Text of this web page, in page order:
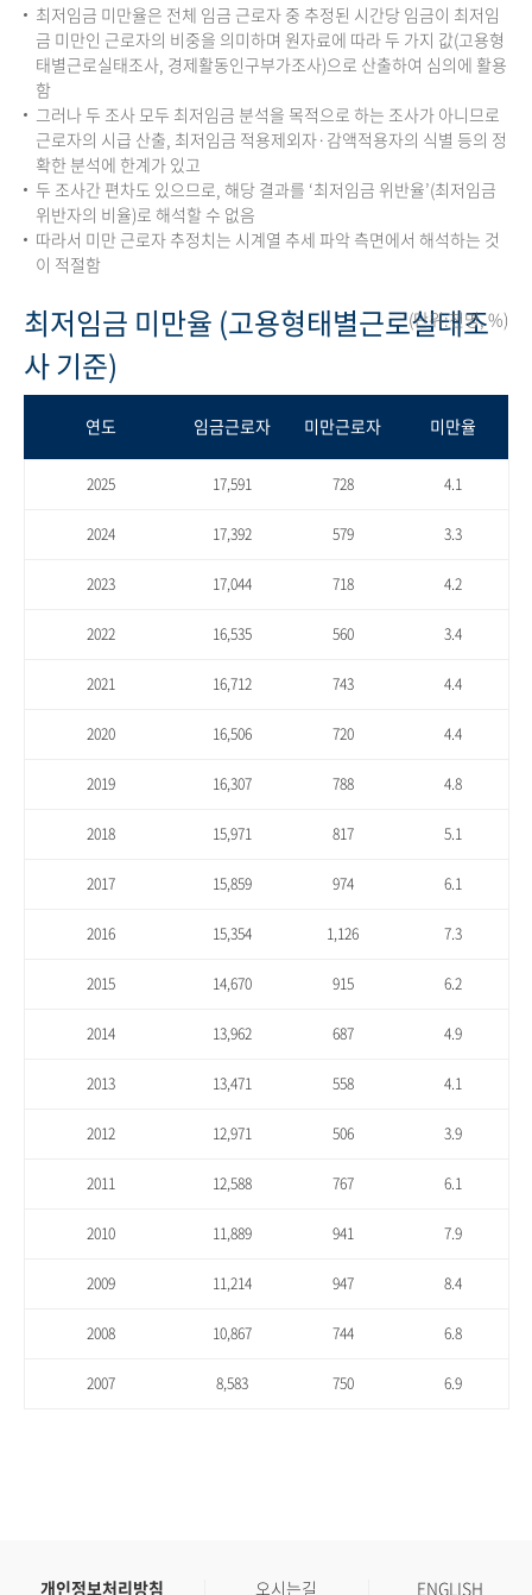
최저임금 미만율은 전체 임금 근로자 중 추정된 시간당 임금이 최저임
금 미만인 근로자의 비중을 의미하며 원자료에 따라 두 가지 값(고용형
태별근로실태조사, 경제활동인구부가조사)으로 산출하여 심의에 활용
함
그러나 두 조사 모두 최저임금 분석을 목적으로 하는 조사가 아니므로
근로자의 시급 산출, 최저임금 적용제외자·감액적용자의 식별 등의 정
확한 분석에 한계가 있고
두 조사간 편차도 있으므로, 해당 결과를 ‘최저임금 위반율’(최저임금
위반자의 비율)로 해석할 수 없음
따라서 미만 근로자 추정치는 시계열 추세 파악 측면에서 해석하는 것
이 적절함
최저임금 미만율 (고용형태별근로실태조
사 기준)
(단위:천명, %)
연도 임금근로자 미만근로자 미만율
2025 17,591 728 4.1
2024 17,392 579 3.3
2023 17,044 718 4.2
2022 16,535 560 3.4
2021 16,712 743 4.4
2020 16,506 720 4.4
2019 16,307 788 4.8
2018 15,971 817 5.1
2017 15,859 974 6.1
2016 15,354 1,126 7.3
2015 14,670 915 6.2
2014 13,962 687 4.9
2013 13,471 558 4.1
2012 12,971 506 3.9
2011 12,588 767 6.1
2010 11,889 941 7.9
2009 11,214 947 8.4
2008 10,867 744 6.8
2007 8,583 750 6.9
개인정보처리방침 오시는길 ENGLISH